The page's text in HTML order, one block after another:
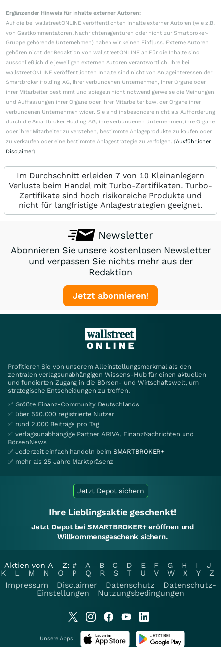
Ergänzender Hinweis für Inhalte externer Autoren:
Auf die bei wallstreetONLINE veröffentlichten Inhalte externer Autoren (wie z.B.
von Gastkommentatoren, Nachrichtenagenturen oder nicht zur Smartbroker-
Gruppe gehörende Unternehmen) haben wir keinen Einfluss. Externe Autoren
gehören nicht der Redaktion von wallstreetONLINE an.Für die Inhalte sind
ausschließlich die jeweiligen externen Autoren verantwortlich. Ihre bei
wallstreetONLINE veröffentlichten Inhalte sind nicht von Anlageinteressen der
Smartbroker Holding AG, ihrer verbundenen Unternehmen, ihrer Organe oder
ihrer Mitarbeiter bestimmt und spiegeln nicht notwendigerweise die Meinungen
und Auffassungen ihrer Organe oder ihrer Mitarbeiter bzw. der Organe ihrer
verbundenen Unternehmen wider. Sie sind insbesondere nicht als Aufforderung
durch die Smartbroker Holding AG, ihre verbundenen Unternehmen, ihre Organe
oder ihrer Mitarbeiter zu verstehen, bestimmte Anlageprodukte zu kaufen oder
zu verkaufen oder eine bestimmte Anlagestrategie zu verfolgen. (Ausführlicher
Disclaimer)
Im Durchschnitt erleiden 7 von 10 Kleinanlegern
Verluste beim Handel mit Turbo-Zertifikaten. Turbo-
Zertifikate sind hoch risikoreiche Produkte und
nicht für langfristige Anlagestrategien geeignet.
Newsletter
Abonnieren Sie unsere kostenlosen Newsletter
und verpassen Sie nichts mehr aus der
Redaktion
Jetzt abonnieren!
Profitieren Sie von unserem Alleinstellungsmerkmal als den
zentralen verlagsunabhängigen Wissens-Hub für einen aktuellen
und fundierten Zugang in die Börsen- und Wirtschaftswelt, um
strategische Entscheidungen zu treffen.
✅ Größte Finanz-Community Deutschlands
✅ über 550.000 registrierte Nutzer
✅ rund 2.000 Beiträge pro Tag
✅ verlagsunabhängige Partner ARIVA, FinanzNachrichten und
BörsenNews
✅ Jederzeit einfach handeln beim SMARTBROKER+
✅ mehr als 25 Jahre Marktpräsenz
Jetzt Depot sichern
Ihre Lieblingsaktie geschenkt!
Jetzt Depot bei SMARTBROKER+ eröffnen und
Willkommensgeschenk sichern.
Aktien von A - Z: # A B C D E F G H I
J
K
L M N O P Q R S T U V W X Y
Z
Impressum
Disclaimer Datenschutz
Datenschutz-
Einstellungen
Nutzungsbedingungen
Unsere Apps: